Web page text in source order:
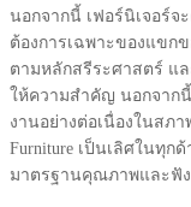
นอกจากนี้ เฟอร์นิเจอร์จ
ต้องการเฉพาะของแขก
ตามหลักสรีระศาสตร์ แ
ให้ความสำคัญ นอกจาก
งานอย่างต่อเนื่องในสภ
Furniture เป็นเลิศในทุ
มาตรฐานคุณภาพและฟั